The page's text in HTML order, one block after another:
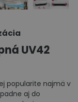
UV42
popularite najmä v
aj do